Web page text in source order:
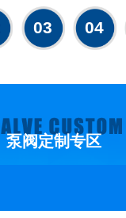
03 04
泵阀定制专区